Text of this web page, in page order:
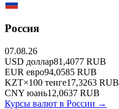
Россия
07.08.26
USD доллар81,4077 RUB
EUR евро94,0585 RUB
KZT×100 тенге17,3263 RUB
CNY юань12,0637 RUB
Курсы валют в России →